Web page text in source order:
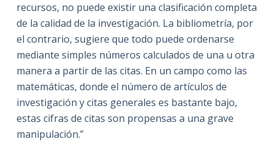
recursos, no puede existir una clasificación completa
de la calidad de la investigación. La bibliometría, por
el contrario, sugiere que todo puede ordenarse
mediante simples números calculados de una u otra
manera a partir de las citas. En un campo como las
matemáticas, donde el número de artículos de
investigación y citas generales es bastante bajo,
estas cifras de citas son propensas a una grave
manipulación.”